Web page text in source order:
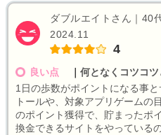
ダブルエイトさん｜40
2024.11
4
良い点
何となくコツコ
1日の歩数がポイントになる事
トールや、対象アプリゲームの
のポイント獲得で、貯まったポ
換金できるサイトをやっている